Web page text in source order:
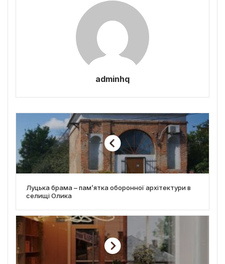
adminhq
Луцька брама – пам’ятка оборонної архітектури в
селищі Олика